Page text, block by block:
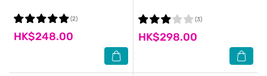
HK$248.00
(2)
HK$298.00
(3)